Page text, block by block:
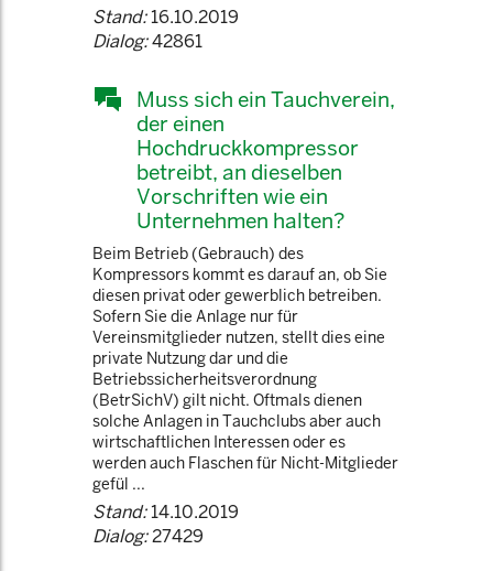
Stand:16.10.2019
Dialog:42861
Muss sich ein Tauchverein,
der einen
Hochdruckkompressor
betreibt, an dieselben
Vorschriften wie ein
Unternehmen halten?
Beim Betrieb (Gebrauch) des
Kompressors kommt es darauf an, ob Sie
diesen privat oder gewerblich betreiben.
Sofern Sie die Anlage nur für
Vereinsmitglieder nutzen, stellt dies eine
private Nutzung dar und die
Betriebssicherheitsverordnung
(BetrSichV) gilt nicht. Oftmals dienen
solche Anlagen in Tauchclubs aber auch
wirtschaftlichen Interessen oder es
werden auch Flaschen für Nicht-Mitglieder
gefül ...
Stand:14.10.2019
Dialog:27429